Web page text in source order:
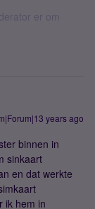
er om
years ago
binnen in
sinkaart
en dat werkte
ik hem in